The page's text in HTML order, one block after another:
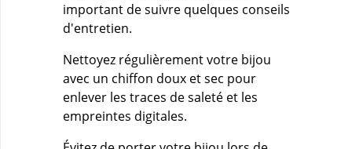
important de suivre quelques conseils
d'entretien.
Nettoyez régulièrement votre bijou
avec un chiffon doux et sec pour
enlever les traces de saleté et les
empreintes digitales.